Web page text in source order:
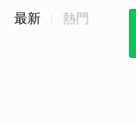
最新 熱門